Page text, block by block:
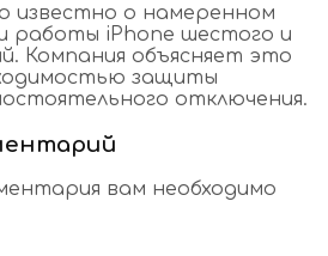
известно о намеренном
работы iPhone шестого и
. Компания объясняет это
защиты
отключения.
вам необходимо